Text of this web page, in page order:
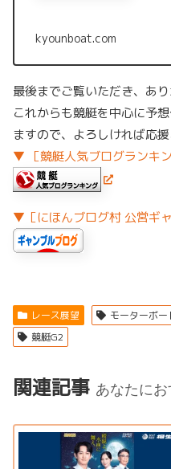
kyounboat.com
最後までご覧いただき、あり
これからも競艇を中心に予
ますので、よろしければ応
▼ ［競艇人気ブログランキン
▼［にほんブログ村 公営ギ
レース展望 モーターボー
競艇G2
関連記事 あなたに